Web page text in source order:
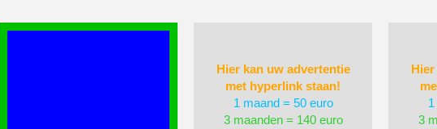
Hier kan uw advertentie
met hyperlink staan!
1 maand = 50 euro
3 maanden = 140 euro
3